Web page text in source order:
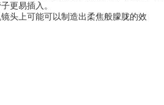
更易插入。
头上可能可以制造出柔焦般朦胧的效